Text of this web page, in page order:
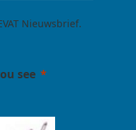
Nieuwsbrief.
see